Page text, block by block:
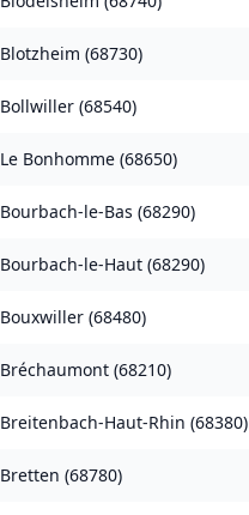
Blotzheim (68730)
Bollwiller (68540)
Le Bonhomme (68650)
Bourbach-le-Bas (68290)
Bourbach-le-Haut (68290)
Bouxwiller (68480)
Bréchaumont (68210)
Breitenbach-Haut-Rhin (68380)
Bretten (68780)